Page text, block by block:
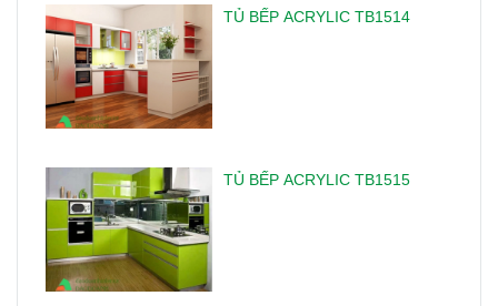
TỦ BẾP ACRYLIC TB1514
TỦ BẾP ACRYLIC TB1515